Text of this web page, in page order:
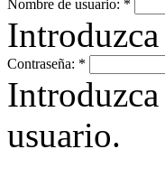
Nombre de usuario: *
Contraseña: *
Introduzca
usuario.